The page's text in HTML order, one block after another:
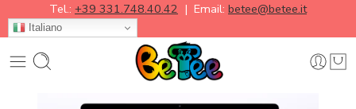
Tel.: +39 331.748.40.42 | Email: betee@betee.it
Italiano